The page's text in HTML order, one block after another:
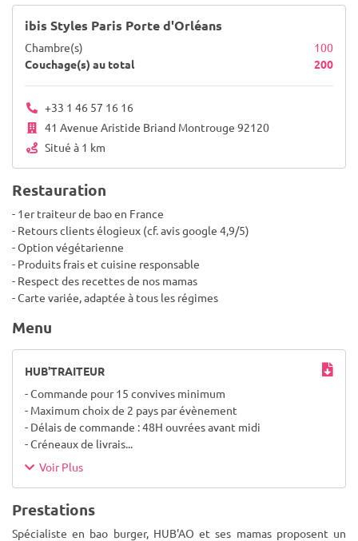
ibis Styles Paris Porte d'Orléans
Chambre(s)
100
Couchage(s) au total
200
+33 1 46 57 16 16
41 Avenue Aristide Briand Montrouge 92120
Situé à 1 km
Restauration
- 1er traiteur de bao en France
- Retours clients élogieux (cf. avis google 4,9/5)
- Option végétarienne
- Produits frais et cuisine responsable
- Respect des recettes de nos mamas
- Carte variée, adaptée à tous les régimes
Menu
HUB'TRAITEUR
- Commande pour 15 convives minimum
- Maximum choix de 2 pays par évènement
- Délais de commande : 48H ouvrées avant midi
- Créneaux de livrais...
Voir Plus
Prestations
Spécialiste en bao burger, HUB'AO et ses mamas proposent un